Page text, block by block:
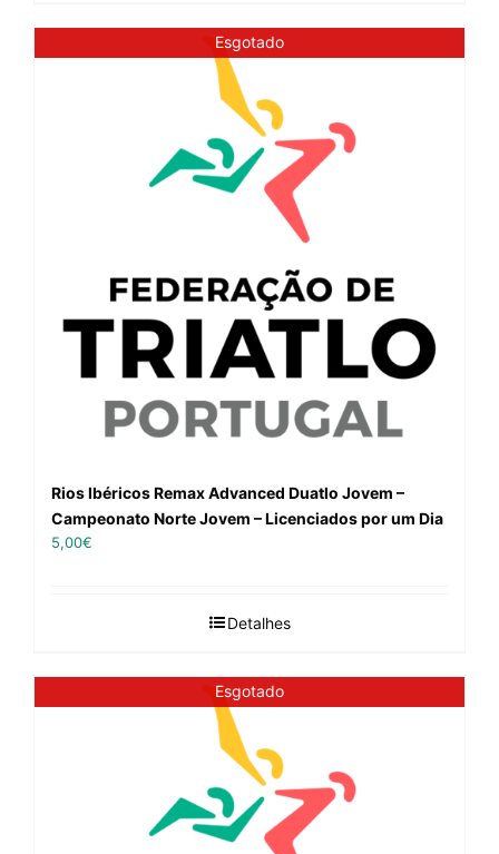
Esgotado
Rios Ibéricos Remax Advanced Duatlo Jovem –
Campeonato Norte Jovem – Licenciados por um Dia
5,00€
Detalhes
Esgotado